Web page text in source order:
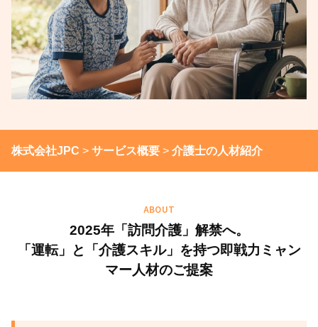
株式会社JPC > サービス概要 > 介護士の人材紹介
ABOUT
2025年「訪問介護」解禁へ。
「運転」と「介護スキル」を持つ即戦力ミャン
マー人材のご提案